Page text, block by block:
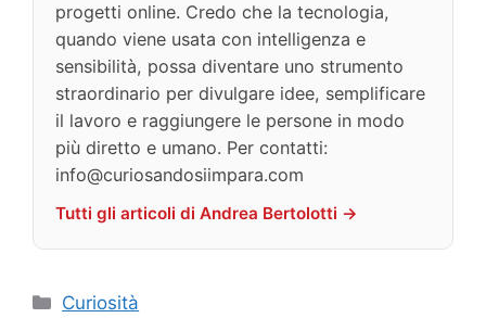
progetti online. Credo che la tecnologia,
quando viene usata con intelligenza e
sensibilità, possa diventare uno strumento
straordinario per divulgare idee, semplificare
il lavoro e raggiungere le persone in modo
più diretto e umano. Per contatti:
info@curiosandosiimpara.com
Tutti gli articoli di Andrea Bertolotti →
Categorie
Curiosità